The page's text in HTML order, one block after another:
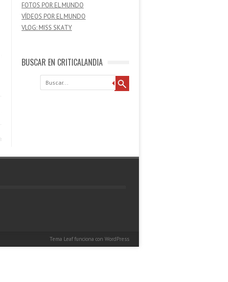
FOTOS POR EL MUNDO
VÍDEOS POR EL MUNDO
VLOG: MISS SKATY
BUSCAR EN CRITICALANDIA
Buscar
Tema Leaffunciona con WordPress